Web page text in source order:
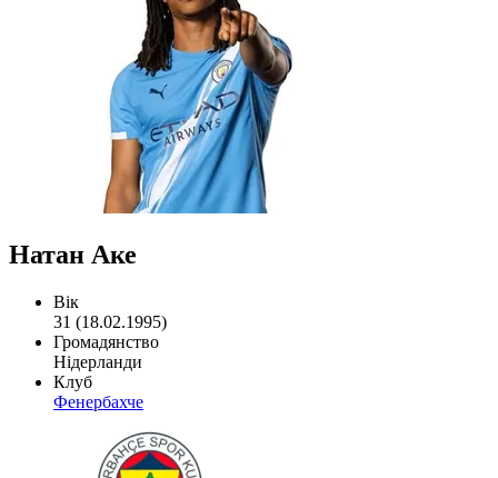
Натан Аке
Вік
31 (18.02.1995)
Громадянство
Нідерланди
Клуб
Фенербахче